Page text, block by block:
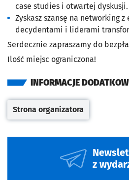
case studies i otwartej dyskusji.
Zyskasz szansę na networking z
decydentami i liderami
Serdecznie zapraszamy do
Ilość miejsc ograniczona!
INFORMACJE
Otwiera się w nowej
Strona organizatora
z